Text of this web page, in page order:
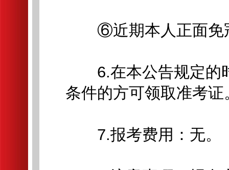
⑥近期本人正面免
6.在本公告规定的
条件的方可领取准考证
7.报考费用：无。